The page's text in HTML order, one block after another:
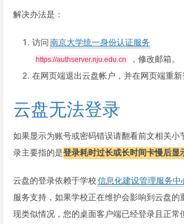
解决办法是：
访问南京大学统一身份认证服务
https://authserver.nju.edu.cn
，修改邮箱。
在网页端退出云盘帐户，并在网页端重新
云盘无法登录
如果显示为账号或密码错误请翻看前文相关小
录主要指的是登录耗时过长或长时间卡慢后显
云盘的登录依赖于学校信息化建设管理服务中
服务支持，如果学校正在维护会影响到云盘的
现类似情况，您的桌面客户端已经登录且正常